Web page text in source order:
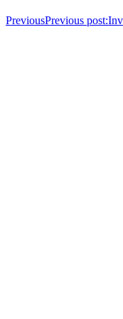
PreviousPrevious post: